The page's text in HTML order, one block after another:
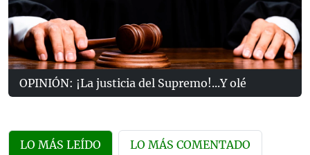
OPINIÓN: ¡La justicia del Supremo!...Y olé
LO MÁS LEÍDO LO MÁS COMENTADO